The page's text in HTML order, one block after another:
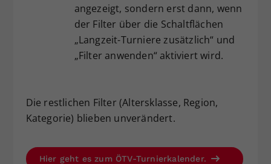
angezeigt, sondern erst dann, wenn
der Filter über die Schaltflächen
„Langzeit-Turniere zusätzlich“ und
„Filter anwenden“ aktiviert wird.
Die restlichen Filter (Altersklasse, Region,
Kategorie) blieben unverändert.
Hier geht es zum ÖTV-Turnierkalender.